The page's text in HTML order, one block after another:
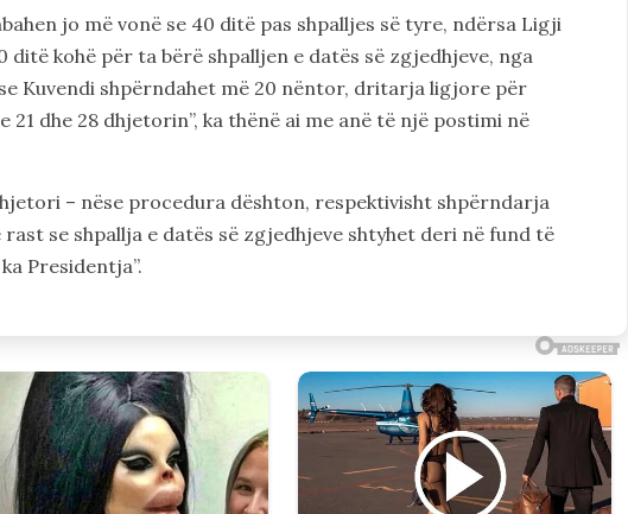
jo më vonë se 40 ditë pas shpalljes së tyre, ndërsa Ligji
kohë për ta bërë shpalljen e datës së zgjedhjeve, nga
Kuvendi shpërndahet më 20 nëntor, dritarja ligjore për
dhe 28 dhjetorin”, ka thënë ai me anë të një postimi në
– nëse procedura dështon, respektivisht shpërndarja
se shpallja e datës së zgjedhjeve shtyhet deri në fund të
Presidentja”.